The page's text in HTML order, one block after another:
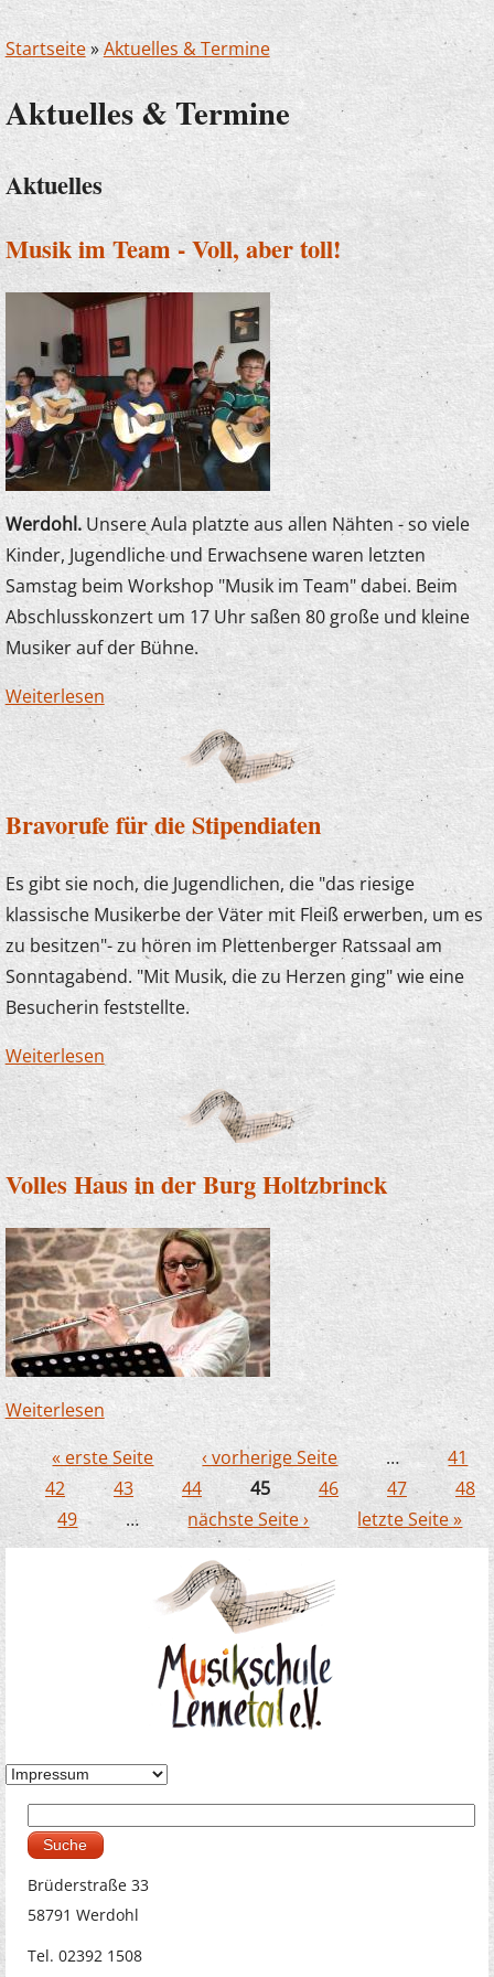
Startseite»Aktuelles & Termine
Aktuelles & Termine
Aktuelles
Musik im Team - Voll, aber toll!
Werdohl.Unsere Aula platzte aus allen Nähten - so viele
Kinder, Jugendliche und Erwachsene waren letzten
Samstag beim Workshop "Musik im Team" dabei. Beim
Abschlusskonzert um 17 Uhr saßen 80 große und kleine
Musiker auf der Bühne.
Weiterlesen über Musik im Team - Voll, aber toll!
Bravorufe für die Stipendiaten
Es gibt sie noch, die Jugendlichen, die "das riesige
klassische Musikerbe der Väter mit Fleiß erwerben, um es
zu besitzen"- zu hören im Plettenberger Ratssaal am
Sonntagabend. "Mit Musik, die zu Herzen ging" wie eine
Besucherin feststellte.
Weiterlesen über Bravorufe für die Stipendiaten
Volles Haus in der Burg Holtzbrinck
Weiterlesen über Volles Haus in der Burg Holtzbrinck
Seiten
« erste Seite ‹ vorherige Seite …
41
42
43 44 45 46 47
48
49
… nächste Seite › letzte Seite »
Suchformular
Brüderstraße 33
58791 Werdohl
Tel. 02392 1508